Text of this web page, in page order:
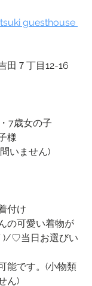
guesthouse
田７丁目12-16
7歳女の子
様
いません)
付け
の可愛い着物が
)/♡当日お選びい
能です。(小物類
ん)